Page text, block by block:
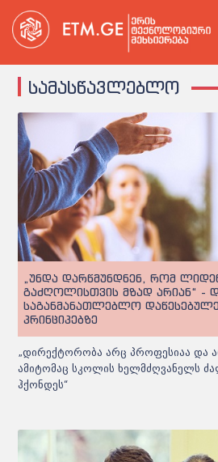
სამასწავლებლო
„უნდა დარწმუნდნენ, რომ
გაძღოლისთვის მზად არიან“ -
საგანმანათლებლო
პრინციპებზე
„დირექტორობა არც პროფესიაა და
ამიტომაც სკოლის ხელმძღვანელს
ჰქონდეს“